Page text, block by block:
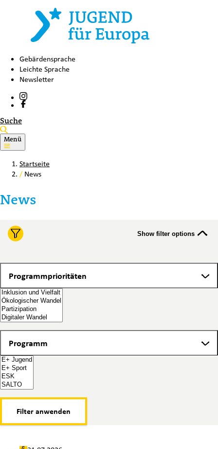
Gebärdensprache
Leichte Sprache
Newsletter
Suche
Menü
Startseite
/ News
News
Show filter options
Programmprioritäten
Programm
Filter anwenden